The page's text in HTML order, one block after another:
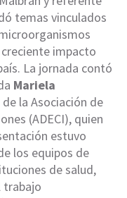
temas vinculados
impacto
La jornada contó
Mariela
la Asociación de
(ADECI), quien
estuvo
los equipos de
de salud,
trabajo